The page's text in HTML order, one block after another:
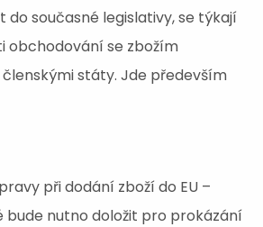
do současné legislativy, se týkají
obchodování se zbožím
státy. Jde především
při dodání zboží do EU –
nutno doložit pro prokázání